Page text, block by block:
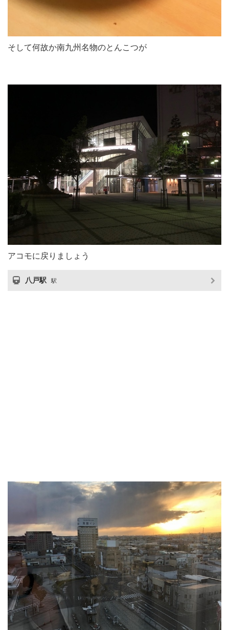
そして何故か南九州名物のとんこつが
アコモに戻りましょう
八戸駅 駅